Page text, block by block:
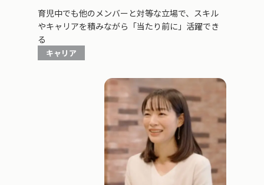
育児中でも他のメンバーと対等な立場で、スキル
やキャリアを積みながら「当たり前に」活躍でき
る
キャリア